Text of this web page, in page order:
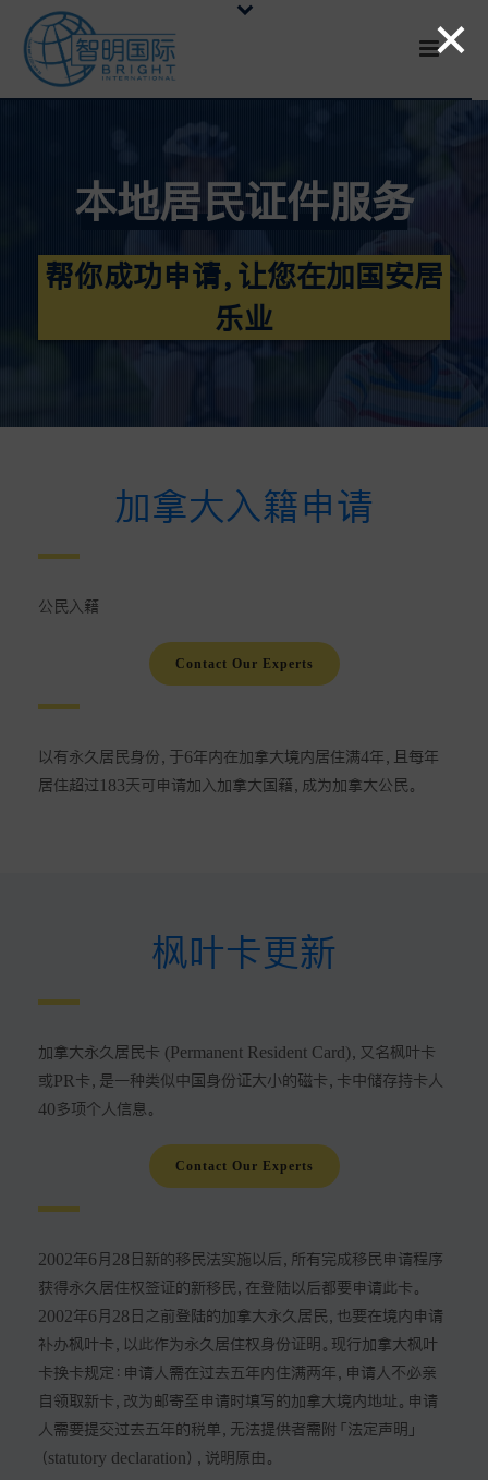
本地居民证件服务
帮你成功申请，让您在加国安居
乐业
加拿大入籍申请
公民入籍
Contact Our Experts
以有永久居民身份，于6年内在加拿大境内居住满4年，且每年
居住超过183天可申请加入加拿大国籍，成为加拿大公民。
枫叶卡更新
加拿大永久居民卡 (Permanent Resident Card)，又名枫叶卡
或PR卡，是一种类似中国身份证大小的磁卡，卡中储存持卡人
40多项个人信息。
Contact Our Experts
2002年6月28日新的移民法实施以后，所有完成移民申请程序
获得永久居住权签证的新移民，在登陆以后都要申请此卡。
2002年6月28日之前登陆的加拿大永久居民，也要在境内申请
补办枫叶卡，以此作为永久居住权身份证明。现行加拿大枫叶
卡换卡规定：申请人需在过去五年内住满两年，申请人不必亲
自领取新卡，改为邮寄至申请时填写的加拿大境内地址。申请
人需要提交过去五年的税单，无法提供者需附「法定声明」
（statutory declaration），说明原由。
×